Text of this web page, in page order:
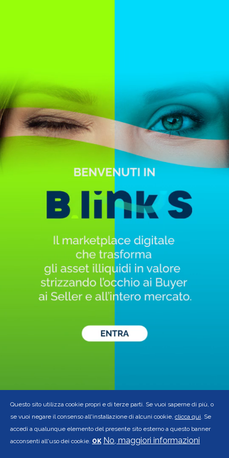
Questo sito utilizza cookie propri e di terze parti. Se vuoi saperne di più, o
se vuoi negare il consenso all'installazione di alcuni cookie, clicca qui. Se
accedi a qualunque elemento del presente sito esterno a questo banner
acconsenti all'uso dei cookie. OK No, maggiori informazioni